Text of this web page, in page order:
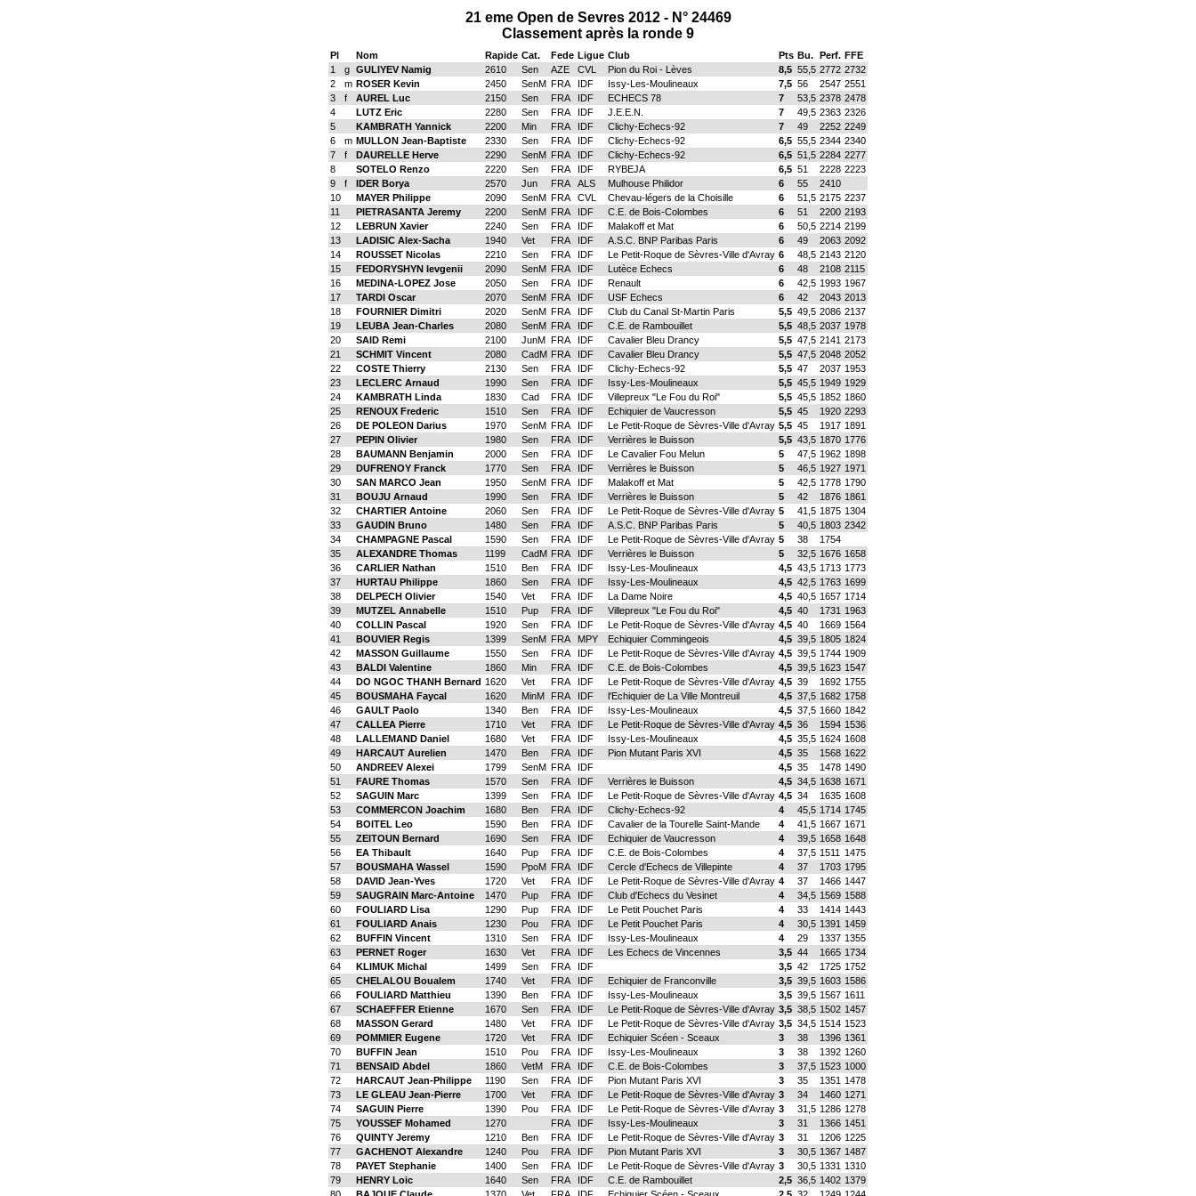
21 eme Open de Sevres 2012 - N° 24469
Classement après la ronde 9
Pl Nom Rapide Cat. Fede Ligue Club Pts Bu. Perf. FFE
1
g GULIYEV Namig 2610 Sen AZE CVL Pion du Roi - Lèves 8,5 55,5 2772 2732
2
m ROSER Kevin 2450 SenM FRA IDF Issy-Les-Moulineaux 7,5 56 2547 2551
3
f AUREL Luc 2150 Sen FRA IDF ECHECS 78 7 53,5 2378 2478
4
LUTZ Eric 2280 Sen FRA IDF J.E.E.N. 7 49,5 2363 2326
5
KAMBRATH Yannick 2200 Min FRA IDF Clichy-Echecs-92 7 49 2252 2249
6
m MULLON Jean-Baptiste 2330 Sen FRA IDF Clichy-Echecs-92 6,5 55,5 2344 2340
7
f DAURELLE Herve 2290 SenM FRA IDF Clichy-Echecs-92 6,5 51,5 2284 2277
8
SOTELO Renzo 2220 Sen FRA IDF RYBEJA 6,5 51 2228 2223
9
f IDER Borya 2570 Jun FRA ALS Mulhouse Philidor 6 55
2410
10
MAYER Philippe 2090 SenM FRA CVL Chevau-légers de la Choisille 6 51,5 2175 2237
11
PIETRASANTA Jeremy 2200 SenM FRA IDF C.E. de Bois-Colombes 6 51 2200 2193
12
LEBRUN Xavier 2240 Sen FRA IDF Malakoff et Mat 6 50,5 2214 2199
13
LADISIC Alex-Sacha 1940 Vet FRA IDF A.S.C. BNP Paribas Paris 6 49 2063 2092
14
ROUSSET Nicolas 2210 Sen FRA IDF Le Petit-Roque de Sèvres-Ville d'Avray 6 48,5 2143 2120
15
FEDORYSHYN Ievgenii 2090 SenM FRA IDF Lutèce Echecs 6 48 2108 2115
16
MEDINA-LOPEZ Jose 2050 Sen FRA IDF Renault 6 42,5 1993 1967
17
TARDI Oscar 2070 SenM FRA IDF USF Echecs 6 42 2043 2013
18
FOURNIER Dimitri 2020 SenM FRA IDF Club du Canal St-Martin Paris 5,5 49,5 2086 2137
19
LEUBA Jean-Charles 2080 SenM FRA IDF C.E. de Rambouillet 5,5 48,5 2037 1978
20
SAID Remi 2100 JunM FRA IDF Cavalier Bleu Drancy 5,5 47,5 2141 2173
21
SCHMIT Vincent 2080 CadM FRA IDF Cavalier Bleu Drancy 5,5 47,5 2048 2052
22
COSTE Thierry 2130 Sen FRA IDF Clichy-Echecs-92 5,5 47 2037 1953
23
LECLERC Arnaud 1990 Sen FRA IDF Issy-Les-Moulineaux 5,5 45,5 1949 1929
24
KAMBRATH Linda 1830 Cad FRA IDF Villepreux "Le Fou du Roi" 5,5 45,5 1852 1860
25
RENOUX Frederic 1510 Sen FRA IDF Echiquier de Vaucresson 5,5 45 1920 2293
26
DE POLEON Darius 1970 SenM FRA IDF Le Petit-Roque de Sèvres-Ville d'Avray 5,5 45 1917 1891
27
PEPIN Olivier 1980 Sen FRA IDF Verrières le Buisson 5,5 43,5 1870 1776
28
BAUMANN Benjamin 2000 Sen FRA IDF Le Cavalier Fou Melun 5 47,5 1962 1898
29
DUFRENOY Franck 1770 Sen FRA IDF Verrières le Buisson 5 46,5 1927 1971
30
SAN MARCO Jean 1950 SenM FRA IDF Malakoff et Mat 5 42,5 1778 1790
31
BOUJU Arnaud 1990 Sen FRA IDF Verrières le Buisson 5 42 1876 1861
32
CHARTIER Antoine 2060 Sen FRA IDF Le Petit-Roque de Sèvres-Ville d'Avray 5 41,5 1875 1304
33
GAUDIN Bruno 1480 Sen FRA IDF A.S.C. BNP Paribas Paris 5 40,5 1803 2342
34
CHAMPAGNE Pascal 1590 Sen FRA IDF Le Petit-Roque de Sèvres-Ville d'Avray 5 38
1754
35
ALEXANDRE Thomas 1199 CadM FRA IDF Verrières le Buisson 5 32,5 1676 1658
36
CARLIER Nathan 1510 Ben FRA IDF Issy-Les-Moulineaux 4,5 43,5 1713 1773
37
HURTAU Philippe 1860 Sen FRA IDF Issy-Les-Moulineaux 4,5 42,5 1763 1699
38
DELPECH Olivier 1540 Vet FRA IDF La Dame Noire 4,5 40,5 1657 1714
39
MUTZEL Annabelle 1510 Pup FRA IDF Villepreux "Le Fou du Roi" 4,5 40 1731 1963
40
COLLIN Pascal 1920 Sen FRA IDF Le Petit-Roque de Sèvres-Ville d'Avray 4,5 40 1669 1564
41
BOUVIER Regis 1399 SenM FRA MPY Echiquier Commingeois 4,5 39,5 1805 1824
42
MASSON Guillaume 1550 Sen FRA IDF Le Petit-Roque de Sèvres-Ville d'Avray 4,5 39,5 1744 1909
43
BALDI Valentine 1860 Min FRA IDF C.E. de Bois-Colombes 4,5 39,5 1623 1547
44
DO NGOC THANH Bernard 1620 Vet FRA IDF Le Petit-Roque de Sèvres-Ville d'Avray 4,5 39 1692 1755
45
BOUSMAHA Faycal 1620 MinM FRA IDF l'Echiquier de La Ville Montreuil 4,5 37,5 1682 1758
46
GAULT Paolo 1340 Ben FRA IDF Issy-Les-Moulineaux 4,5 37,5 1660 1842
47
CALLEA Pierre 1710 Vet FRA IDF Le Petit-Roque de Sèvres-Ville d'Avray 4,5 36 1594 1536
48
LALLEMAND Daniel 1680 Vet FRA IDF Issy-Les-Moulineaux 4,5 35,5 1624 1608
49
HARCAUT Aurelien 1470 Ben FRA IDF Pion Mutant Paris XVI 4,5 35 1568 1622
50
ANDREEV Alexei 1799 SenM FRA IDF 4,5 35 1478 1490
51
FAURE Thomas 1570 Sen FRA IDF Verrières le Buisson 4,5 34,5 1638 1671
52
SAGUIN Marc 1399 Sen FRA IDF Le Petit-Roque de Sèvres-Ville d'Avray 4,5 34 1635 1608
53
COMMERCON Joachim 1680 Ben FRA IDF Clichy-Echecs-92 4 45,5 1714 1745
54
BOITEL Leo 1590 Ben FRA IDF Cavalier de la Tourelle Saint-Mande 4 41,5 1667 1671
55
ZEITOUN Bernard 1690 Sen FRA IDF Echiquier de Vaucresson 4 39,5 1658 1648
56
EA Thibault 1640 Pup FRA IDF C.E. de Bois-Colombes 4 37,5 1511
1475
57
BOUSMAHA Wassel 1590 PpoM FRA IDF Cercle d'Echecs de Villepinte 4 37 1703 1795
58
DAVID Jean-Yves 1720 Vet FRA IDF Le Petit-Roque de Sèvres-Ville d'Avray 4 37 1466 1447
59
SAUGRAIN Marc-Antoine 1470 Pup FRA IDF Club d'Echecs du Vesinet 4 34,5 1569 1588
60
FOULIARD Lisa 1290 Pup FRA IDF Le Petit Pouchet Paris 4 33 1414 1443
61
FOULIARD Anais 1230 Pou FRA IDF Le Petit Pouchet Paris 4 30,5 1391 1459
62
BUFFIN Vincent 1310 Sen FRA IDF Issy-Les-Moulineaux 4 29 1337 1355
63
PERNET Roger 1630 Vet FRA IDF Les Echecs de Vincennes 3,5 44 1665 1734
64
KLIMUK Michal 1499 Sen FRA IDF 3,5 42 1725 1752
65
CHELALOU Boualem 1740 Vet FRA IDF Echiquier de Franconville 3,5 39,5 1603 1586
66
FOULIARD Matthieu 1390 Ben FRA IDF Issy-Les-Moulineaux 3,5 39,5 1567 1611
67
SCHAEFFER Etienne 1670 Sen FRA IDF Le Petit-Roque de Sèvres-Ville d'Avray 3,5 38,5 1502 1457
68
MASSON Gerard 1480 Vet FRA IDF Le Petit-Roque de Sèvres-Ville d'Avray 3,5 34,5 1514 1523
69
POMMIER Eugene 1720 Vet FRA IDF Echiquier Scéen - Sceaux 3 38 1396 1361
70
BUFFIN Jean 1510 Pou FRA IDF Issy-Les-Moulineaux 3 38 1392 1260
71
BENSAID Abdel 1860 VetM FRA IDF C.E. de Bois-Colombes 3 37,5 1523 1000
72
HARCAUT Jean-Philippe 1190 Sen FRA IDF Pion Mutant Paris XVI 3 35 1351 1478
73
LE GLEAU Jean-Pierre 1700 Vet FRA IDF Le Petit-Roque de Sèvres-Ville d'Avray 3 34 1460 1271
74
SAGUIN Pierre 1390 Pou FRA IDF Le Petit-Roque de Sèvres-Ville d'Avray 3 31,5 1286 1278
75
YOUSSEF Mohamed 1270 FRA IDF Issy-Les-Moulineaux 3 31 1366 1451
76
QUINTY Jeremy 1210 Ben FRA IDF Le Petit-Roque de Sèvres-Ville d'Avray 3 31 1206 1225
77
GACHENOT Alexandre 1240 Pou FRA IDF Pion Mutant Paris XVI 3 30,5 1367 1487
78
PAYET Stephanie 1400 Sen FRA IDF Le Petit-Roque de Sèvres-Ville d'Avray 3 30,5 1331 1310
79
HENRY Loic 1640 Sen FRA IDF C.E. de Rambouillet 2,5 36,5 1402 1379